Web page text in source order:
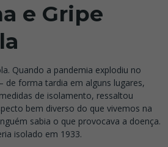
e Gripe
Quando a pandemia explodiu no
de forma tardia em alguns lugares,
de isolamento, ressaltou
bem diverso do que vivemos na
sabia o que provocava a doença.
isolado em 1933.